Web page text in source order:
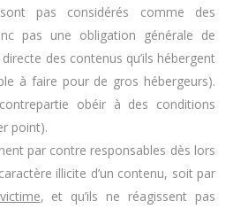
pas considérés comme des
pas une obligation générale de
des contenus qu’ils hébergent
à faire pour de gros hébergeurs).
obéir à des conditions
point).
par contre responsables dès lors
illicite d’un contenu, soit par
, et qu’ils ne réagissent pas